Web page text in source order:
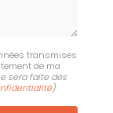
transmises
de ma
sera faite des
)